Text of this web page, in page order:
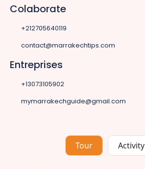
Colaborate
+212705640119
contact@marrakechtips.com
Entreprises
+13073105902
mymarrakechguide@gmail.com
Tour Activity